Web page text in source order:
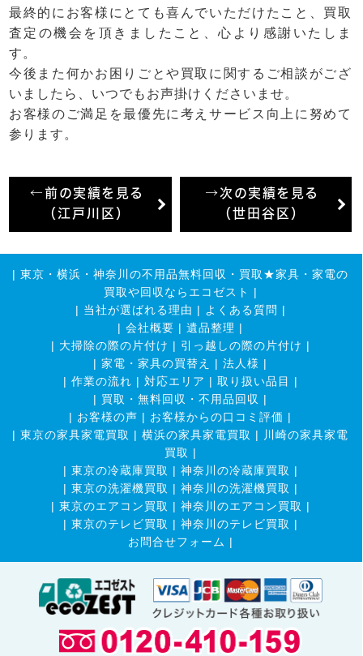
最終的にお客様にとても喜んでいただけたこと、買取
査定の機会を頂きましたこと、心より感謝いたしま
す。
今後また何かお困りごとや買取に関するご相談がござ
いましたら、いつでもお声掛けくださいませ。
お客様のご満足を最優先に考えサービス向上に努めて
参ります。
←前の実績を見る
（江戸川区）
→次の実績を見る
（世田谷区）
| 東京・横浜・神奈川の不用品無料回収・買取★家具・家電の
買取や回収ならエコゼスト
|
| 当社が選ばれる理由 | よくある質問 |
| 会社概要 | 遺品整理 |
| 大掃除の際の片付け | 引っ越しの際の片付け |
| 家電・家具の買替え | 法人様 |
| 作業の流れ | 対応エリア | 取り扱い品目
|
| 買取・無料回収・不用品回収 |
| お客様の声 | お客様からの口コミ評価 |
| 東京の家具家電買取 | 横浜の家具家電買取 |
川崎の家具家電
買取 |
| 東京の冷蔵庫買取 | 神奈川の冷蔵庫買取 |
| 東京の洗濯機買取 | 神奈川の洗濯機買取 |
| 東京のエアコン買取 | 神奈川のエアコン買取 |
| 東京のテレビ買取 | 神奈川のテレビ買取 |
お問合せフォーム |